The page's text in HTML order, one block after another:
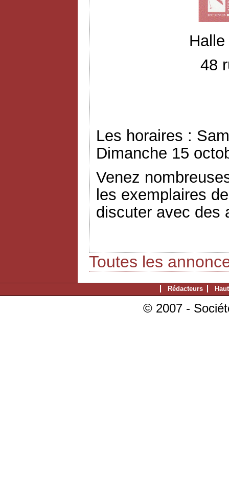
48
Les horaires :
Dimanche 15
Venez
les exemplaires
discuter avec des
Toutes les
Rédacteurs
© 2007 -